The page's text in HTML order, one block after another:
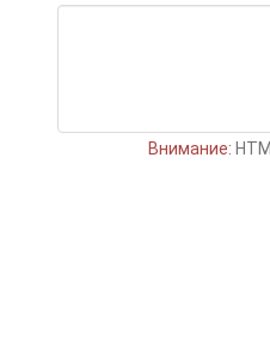
Внимание: